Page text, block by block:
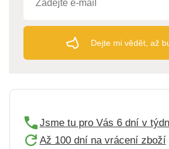
Dejte mi vědět, až
Jsme tu pro Vás 6 dní v
Až 100 dní na vrácení zboží